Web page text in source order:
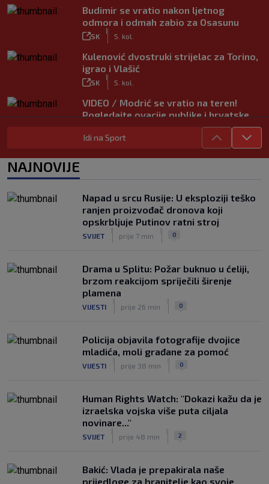
Budimir se vratio nakon ljetnog
odmora i odmah zabio za Osasunu
SK 5. kol.
Kulenović dvostruki strijelac za Torino,
igrao i Vlašić
SK 5. kol.
VIDEO / Modrić se vratio na teren!
Pogledajte ovacije publike i hrvatske
SK
|
5. kol.
Tinejdžer iz Zimbabvea srušio bivšeg
SK 5. kol.
Idi na Sport
NAJNOVIJE
Napad u srcu Rusije: U eksploziji teško
ranjen proizvođač dronova koji
opskrbljuje Putinov ratni stroj
SVIJET prije 7 min 0
Drama u Splitu: Požar buknuo u ćeliji,
brzom reakcijom spriječili širenje
plamena
VIJESTI prije 26 min 0
Policija objavila fotografije dvojice
mladića, moli građane za pomoć
VIJESTI prije 38 min 0
Human Rights Watch: "Dokazi kažu da je
izraelska vojska više puta ciljala
novinare..."
SVIJET prije 48 min 2
Bakić: Vlada je prepakirala naše
prijedloge za branitelje kao svoje